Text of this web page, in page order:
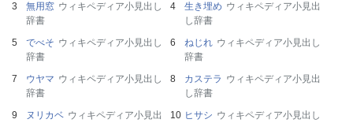
無用窓 ウィキペディア小見出し
辞書
生き埋め ウィキペディア小見出
し辞書
でべそ ウィキペディア小見出し
辞書
ねじれ ウィキペディア小見出し
辞書
ウヤマ ウィキペディア小見出し
辞書
カステラ ウィキペディア小見出
し辞書
ヌリカベ ウィキペディア小見出
ヒサシ ウィキペディア小見出し